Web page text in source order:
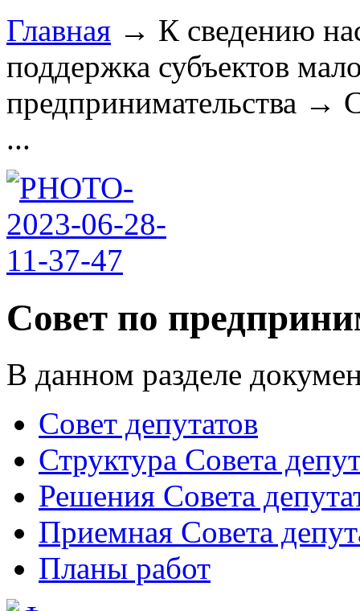
Главная → К сведению
поддержка субъектов
предпринимательства →
...
Совет по
В данном разделе
Совет депутатов
Структура Совета
Решения Совета
Приемная Совета
Планы работ